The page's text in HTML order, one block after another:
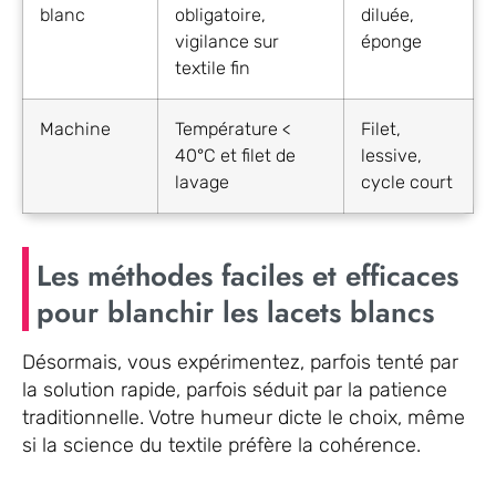
blanc
obligatoire,
vigilance sur
textile fin
diluée,
éponge
Machine
Température <
40°C et filet de
lavage
Filet,
lessive,
cycle court
Les méthodes faciles et efficaces
pour blanchir les lacets blancs
Désormais, vous expérimentez, parfois tenté par
la solution rapide, parfois séduit par la patience
traditionnelle. Votre humeur dicte le choix, même
si la science du textile préfère la cohérence.